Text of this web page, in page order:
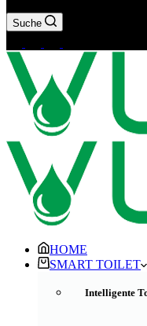
Suche
HOME
SMART TOILET
Intelligente